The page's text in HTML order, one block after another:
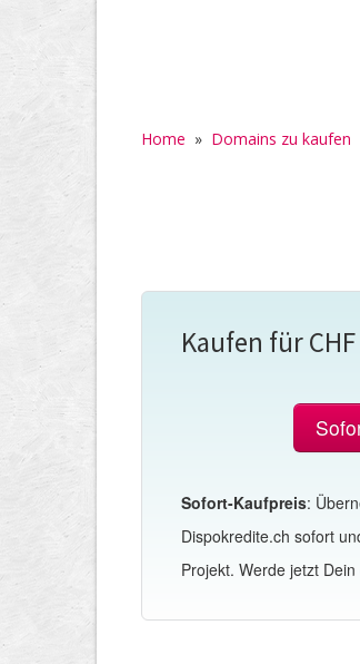
Home » Domains zu kaufen
Kaufen für
Sofort-Kaufpreis:
Dispokredite.ch sofort
Projekt. Werde jetzt